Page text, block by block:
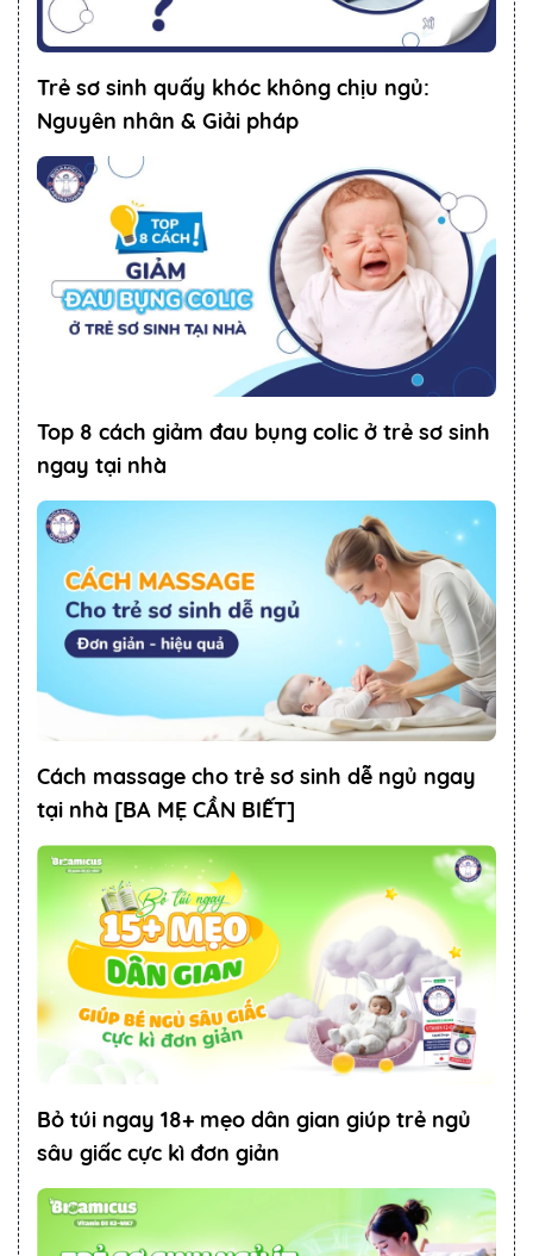
Trẻ sơ sinh quấy khóc không chịu ngủ:
Nguyên nhân & Giải pháp
Top 8 cách giảm đau bụng colic ở trẻ sơ sinh
ngay tại nhà
Cách massage cho trẻ sơ sinh dễ ngủ ngay
tại nhà [BA MẸ CẦN BIẾT]
Bỏ túi ngay 18+ mẹo dân gian giúp trẻ ngủ
sâu giấc cực kì đơn giản